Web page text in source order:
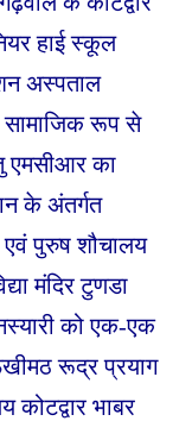
हाई स्कूल
अस्पताल
सामाजिक रूप से
एमसीआर का
के अंतर्गत
पुरुष शौचालय
मंदिर टुणडा
को एक-एक
रूद्र प्रयाग
कोटद्वार भाबर